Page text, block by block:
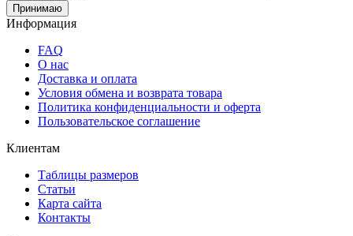
Принимаю
Информация
FAQ
О нас
Доставка и оплата
Условия обмена и возврата товара
Политика конфиденциальности и оферта
Пользовательское соглашение
Клиентам
Таблицы размеров
Статьи
Карта сайта
Контакты